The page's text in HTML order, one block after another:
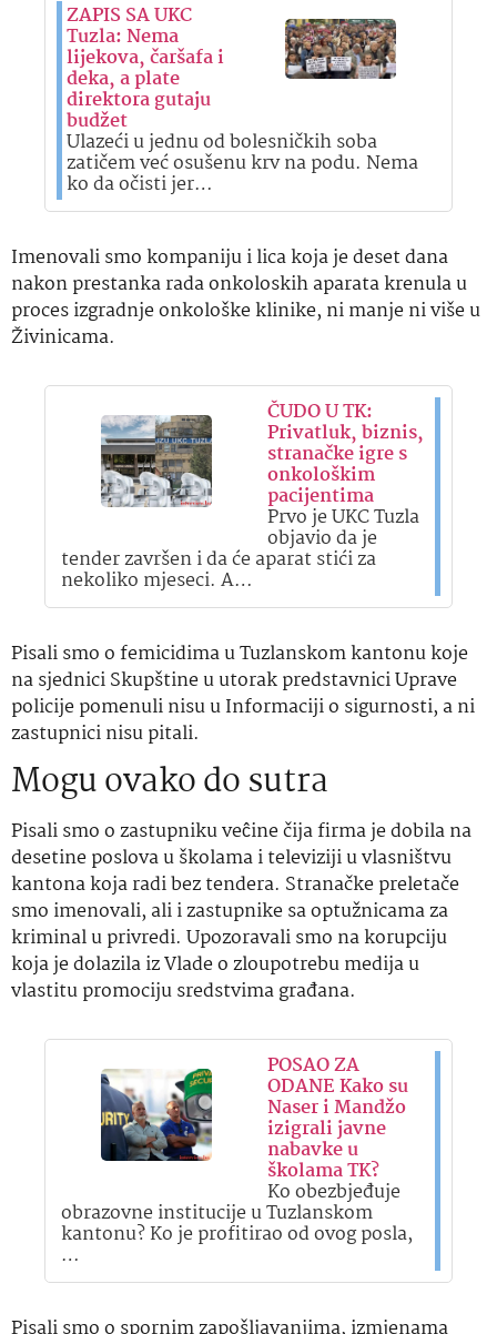
ZAPIS SA UKC
Tuzla: Nema
lijekova, čaršafa i
deka, a plate
direktora gutaju
budžet
Ulazeći u jednu od bolesničkih soba
zatičem već osušenu krv na podu. Nema
ko da očisti jer…
Imenovali smo kompaniju i lica koja je deset dana
nakon prestanka rada onkoloskih aparata krenula u
proces izgradnje onkološke klinike, ni manje ni više u
Živinicama.
ČUDO U TK:
Privatluk, biznis,
stranačke igre s
onkološkim
pacijentima
Prvo je UKC Tuzla
objavio da je
tender završen i da će aparat stići za
nekoliko mjeseci. A…
Pisali smo o femicidima u Tuzlanskom kantonu koje
na sjednici Skupštine u utorak predstavnici Uprave
policije pomenuli nisu u Informaciji o sigurnosti, a ni
zastupnici nisu pitali.
Mogu ovako do sutra
Pisali smo o zastupniku veĉine čija firma je dobila na
desetine poslova u školama i televiziji u vlasništvu
kantona koja radi bez tendera. Stranačke preletače
smo imenovali, ali i zastupnike sa optužnicama za
kriminal u privredi. Upozoravali smo na korupciju
koja je dolazila iz Vlade o zloupotrebu medija u
vlastitu promociju sredstvima građana.
POSAO ZA
ODANE Kako su
Naser i Mandžo
izigrali javne
nabavke u
školama TK?
Ko obezbjeđuje
obrazovne institucije u Tuzlanskom
kantonu? Ko je profitirao od ovog posla,
…